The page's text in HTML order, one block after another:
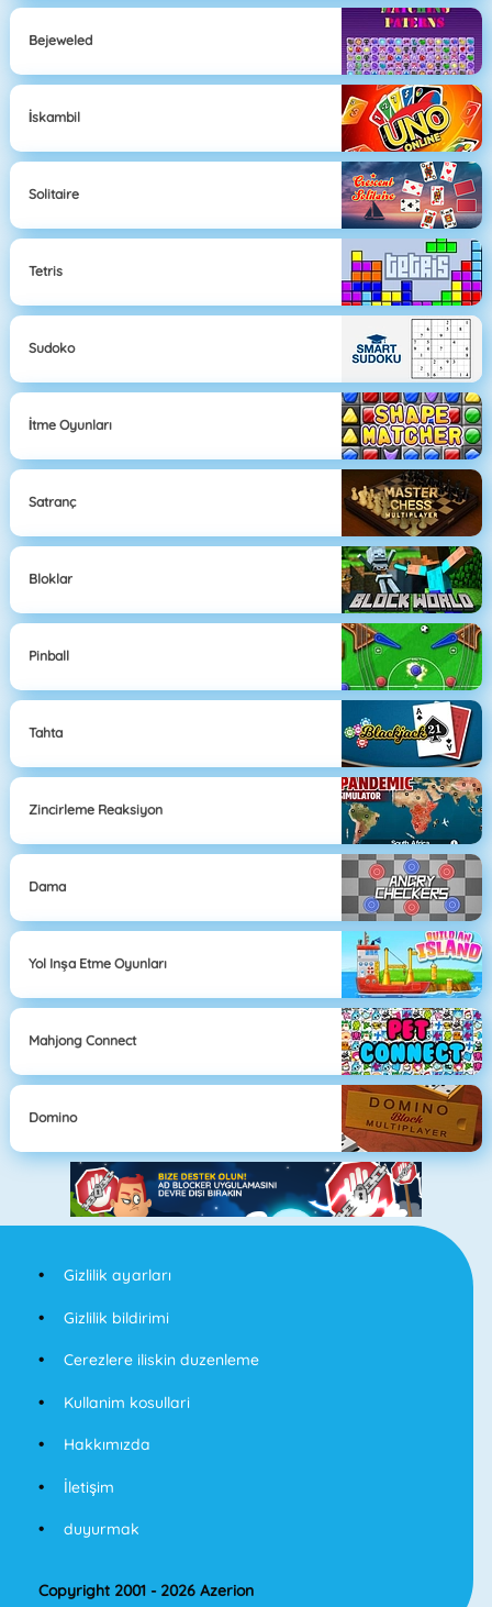
Bejeweled
İskambil
Solitaire
Tetris
Sudoko
İtme Oyunları
Satranç
Bloklar
Pinball
Tahta
Zincirleme Reaksiyon
Dama
Yol Inşa Etme Oyunları
Mahjong Connect
Domino
Gizlilik ayarları
Gizlilik bildirimi
Cerezlere iliskin duzenleme
Kullanim kosullari
Hakkımızda
İletişim
duyurmak
Copyright 2001 - 2026 Azerion